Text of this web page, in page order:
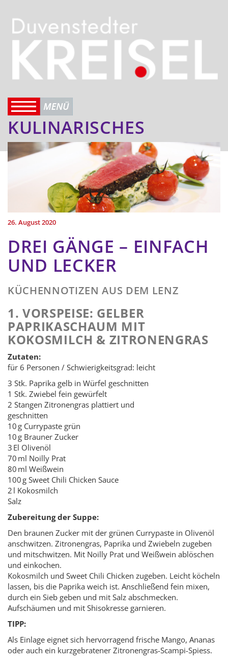
KULINARISCHES
26. August 2020
DREI GÄNGE – EINFACH
UND LECKER
KÜCHENNOTIZEN AUS DEM LENZ
1. VORSPEISE: GELBER
PAPRIKASCHAUM MIT
KOKOSMILCH & ZITRONENGRAS
Zutaten:
für 6 Personen / Schwierigkeitsgrad: leicht
3 Stk. Paprika gelb in Würfel geschnitten
1 Stk. Zwiebel fein gewürfelt
2 Stangen Zitronengras plattiert und
geschnitten
10 g Currypaste grün
10 g Brauner Zucker
3 El Olivenöl
70 ml Noilly Prat
80 ml Weißwein
100 g Sweet Chili Chicken Sauce
2 l Kokosmilch
Salz
Zubereitung der Suppe:
Den braunen Zucker mit der grünen Currypaste in Olivenöl
anschwitzen. Zitronengras, Paprika und Zwiebeln zugeben
und mitschwitzen. Mit Noilly Prat und Weißwein ablöschen
und einkochen.
Kokosmilch und Sweet Chili Chicken zugeben. Leicht köcheln
lassen, bis die Paprika weich ist. Anschließend fein mixen,
durch ein Sieb geben und mit Salz abschmecken.
Aufschäumen und mit Shisokresse garnieren.
TIPP:
Als Einlage eignet sich hervorragend frische Mango, Ananas
oder auch ein kurzgebratener Zitronengras-Scampi-Spiess.